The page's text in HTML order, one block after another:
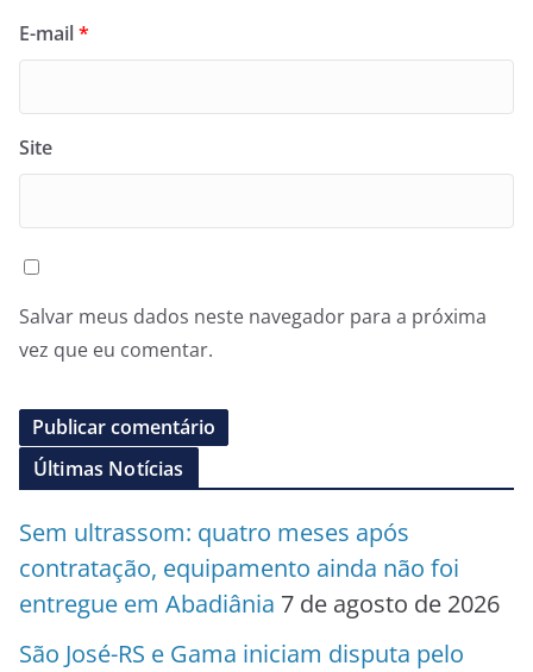
E-mail*
Site
Salvar meus dados neste navegador para a próxima
vez que eu comentar.
Últimas Notícias
Sem ultrassom: quatro meses após
contratação, equipamento ainda não foi
entregue em Abadiânia 7 de agosto de 2026
São José-RS e Gama iniciam disputa pelo